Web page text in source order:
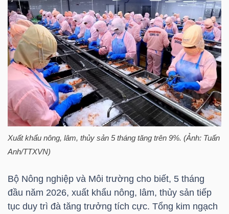
Xuất khẩu nông, lâm, thủy sản 5 tháng tăng trên 9%. (Ảnh: Tuấn
Anh/TTXVN)
Bộ Nông nghiệp và Môi trường cho biết, 5 tháng
đầu năm 2026, xuất khẩu nông, lâm, thủy sản tiếp
tục duy trì đà tăng trưởng tích cực. Tổng kim ngạch
SẢN
TÀI
CHÍNH
HÀNG
HÓA
KINH
TẾ